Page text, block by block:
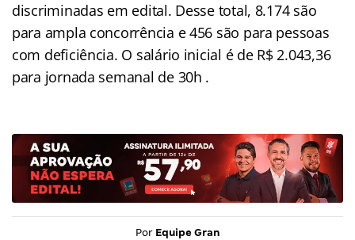
discriminadas em edital. Desse total, 8.174 são
para ampla concorrência e 456 são para pessoas
com deficiência. O salário inicial é de R$ 2.043,36
para jornada semanal de 30h .
Por Equipe Gran